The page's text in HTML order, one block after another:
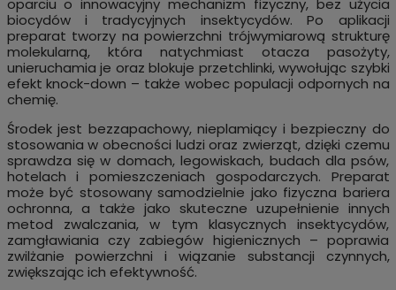
oparciu o innowacyjny mechanizm fizyczny, bez użycia
biocydów i tradycyjnych insektycydów. Po aplikacji
preparat tworzy na powierzchni trójwymiarową strukturę
molekularną, która natychmiast otacza pasożyty,
unieruchamia je oraz blokuje przetchlinki, wywołując szybki
efekt knock-down – także wobec populacji odpornych na
chemię.
Środek jest bezzapachowy, nieplamiący i bezpieczny do
stosowania w obecności ludzi oraz zwierząt, dzięki czemu
sprawdza się w domach, legowiskach, budach dla psów,
hotelach i pomieszczeniach gospodarczych. Preparat
może być stosowany samodzielnie jako fizyczna bariera
ochronna, a także jako skuteczne uzupełnienie innych
metod zwalczania, w tym klasycznych insektycydów,
zamgławiania czy zabiegów higienicznych – poprawia
zwilżanie powierzchni i wiązanie substancji czynnych,
zwiększając ich efektywność.